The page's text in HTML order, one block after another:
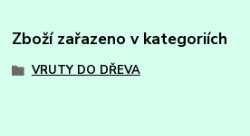
Zboží zařazeno v kategoriích
VRUTY DO DŘEVA